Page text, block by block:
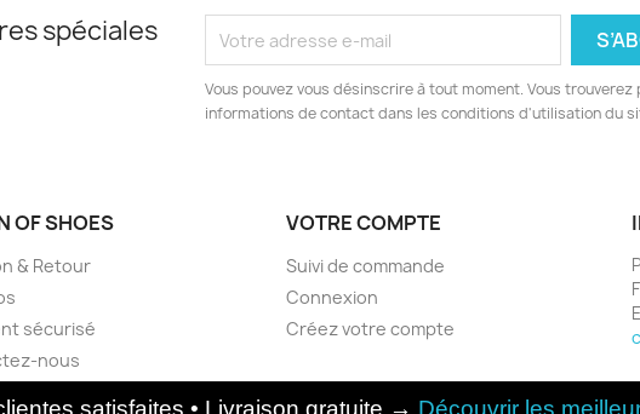
satisfaites • Livraison gratuite → Découvrir les
spéciales
Vous pouvez vous désinscrire à tout moment. Vous trouverez
informations de contact dans les conditions d'utilisation du
OF SHOES
& Retour
sécurisé
nous
VOTRE COMPTE
Suivi de commande
Connexion
Créez votre compte
© 2026 - Logiciel e-commerce par PrestaShop™